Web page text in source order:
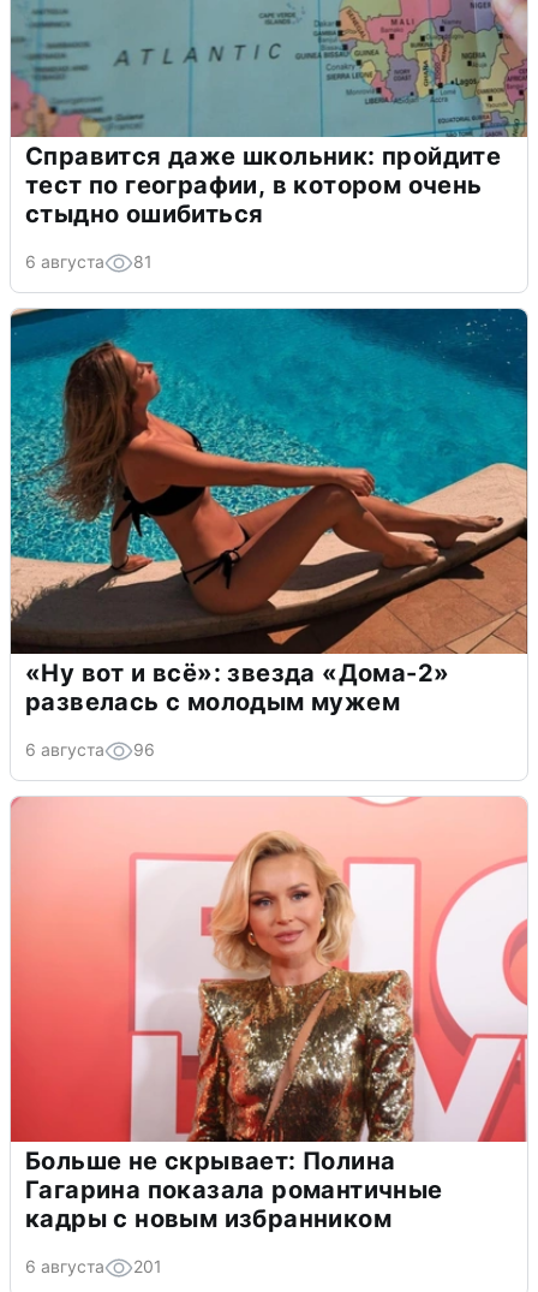
Справится даже школьник: пройдите
тест по географии, в котором очень
стыдно ошибиться
6 августа 81
«Ну вот и всё»: звезда «Дома-2»
развелась с молодым мужем
6 августа 96
Больше не скрывает: Полина
Гагарина показала романтичные
кадры с новым избранником
6 августа 201